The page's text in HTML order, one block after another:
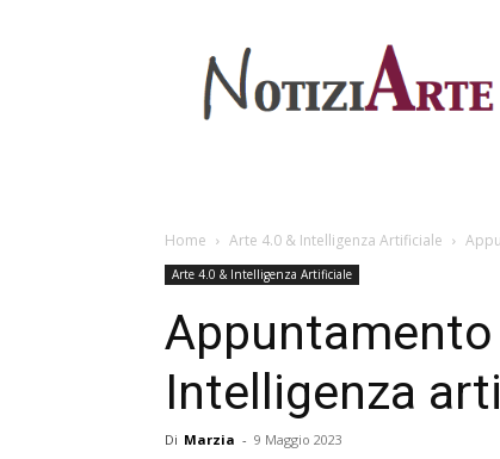
Home Arte 4.0 & Intelligenza Artificiale
Arte 4.0 & Intelligenza Artificiale
Appuntamento
Intelligenza
Di Marzia - 9 Maggio 2023